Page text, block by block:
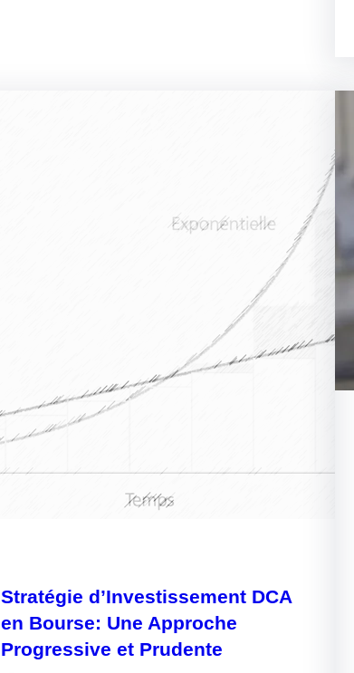
Stratégie d’Investissement DCA
en Bourse: Une Approche
Progressive et Prudente